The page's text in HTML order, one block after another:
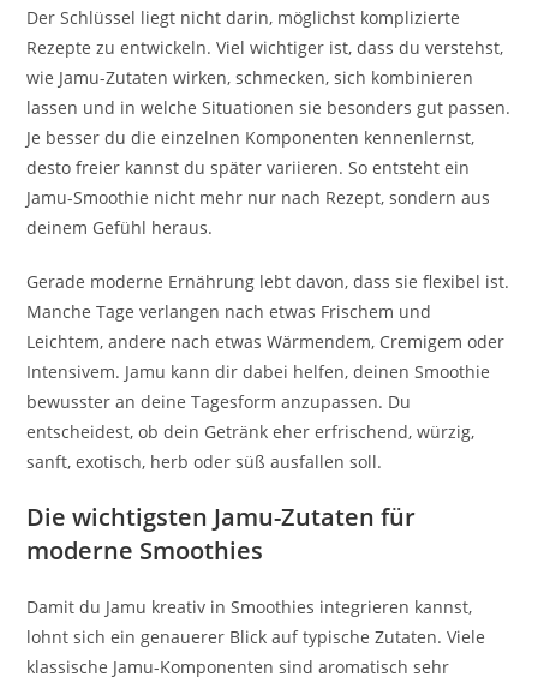
Der Schlüssel liegt nicht darin, möglichst komplizierte
Rezepte zu entwickeln. Viel wichtiger ist, dass du verstehst,
wie Jamu-Zutaten wirken, schmecken, sich kombinieren
lassen und in welche Situationen sie besonders gut passen.
Je besser du die einzelnen Komponenten kennenlernst,
desto freier kannst du später variieren. So entsteht ein
Jamu-Smoothie nicht mehr nur nach Rezept, sondern aus
deinem Gefühl heraus.
Gerade moderne Ernährung lebt davon, dass sie flexibel ist.
Manche Tage verlangen nach etwas Frischem und
Leichtem, andere nach etwas Wärmendem, Cremigem oder
Intensivem. Jamu kann dir dabei helfen, deinen Smoothie
bewusster an deine Tagesform anzupassen. Du
entscheidest, ob dein Getränk eher erfrischend, würzig,
sanft, exotisch, herb oder süß ausfallen soll.
Die wichtigsten Jamu-Zutaten für
moderne Smoothies
Damit du Jamu kreativ in Smoothies integrieren kannst,
lohnt sich ein genauerer Blick auf typische Zutaten. Viele
klassische Jamu-Komponenten sind aromatisch sehr